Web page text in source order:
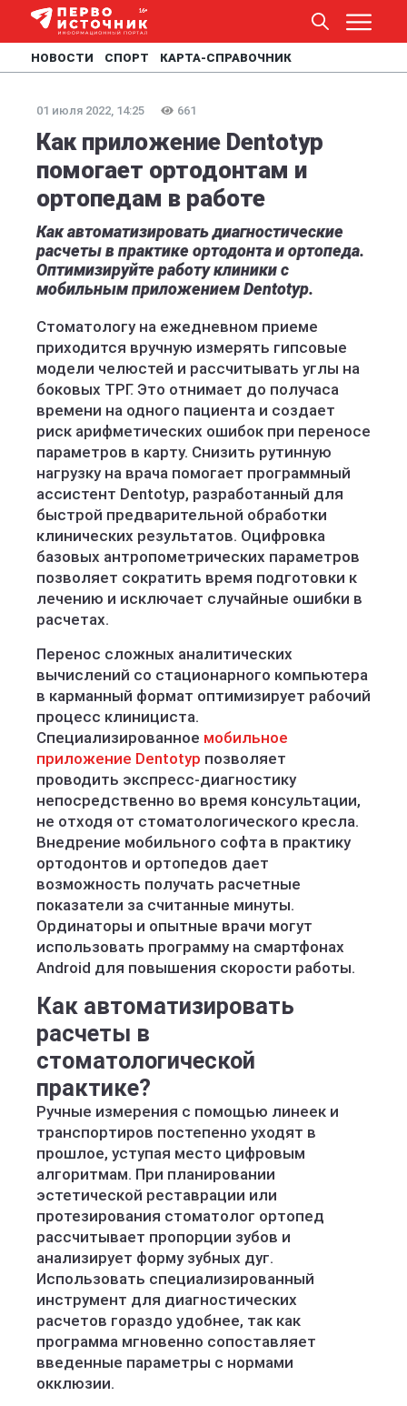
НОВОСТИ СПОРТ КАРТА-СПРАВОЧНИК
01 июля 2022, 14:25 661
Как приложение Dentotyp
помогает ортодонтам и
ортопедам в работе
Как автоматизировать диагностические
расчеты в практике ортодонта и ортопеда.
Оптимизируйте работу клиники с
мобильным приложением Dentotyp.
Стоматологу на ежедневном приеме
приходится вручную измерять гипсовые
модели челюстей и рассчитывать углы на
боковых ТРГ. Это отнимает до получаса
времени на одного пациента и создает
риск арифметических ошибок при переносе
параметров в карту. Снизить рутинную
нагрузку на врача помогает программный
ассистент Dentotyp, разработанный для
быстрой предварительной обработки
клинических результатов. Оцифровка
базовых антропометрических параметров
позволяет сократить время подготовки к
лечению и исключает случайные ошибки в
расчетах.
Перенос сложных аналитических
вычислений со стационарного компьютера
в карманный формат оптимизирует рабочий
процесс клинициста.
Специализированное мобильное
приложение Dentotyp позволяет
проводить экспресс-диагностику
непосредственно во время консультации,
не отходя от стоматологического кресла.
Внедрение мобильного софта в практику
ортодонтов и ортопедов дает
возможность получать расчетные
показатели за считанные минуты.
Ординаторы и опытные врачи могут
использовать программу на смартфонах
Android для повышения скорости работы.
Как автоматизировать
расчеты в
стоматологической
практике?
Ручные измерения с помощью линеек и
транспортиров постепенно уходят в
прошлое, уступая место цифровым
алгоритмам. При планировании
эстетической реставрации или
протезирования стоматолог ортопед
рассчитывает пропорции зубов и
анализирует форму зубных дуг.
Использовать специализированный
инструмент для диагностических
расчетов гораздо удобнее, так как
программа мгновенно сопоставляет
введенные параметры с нормами
окклюзии.